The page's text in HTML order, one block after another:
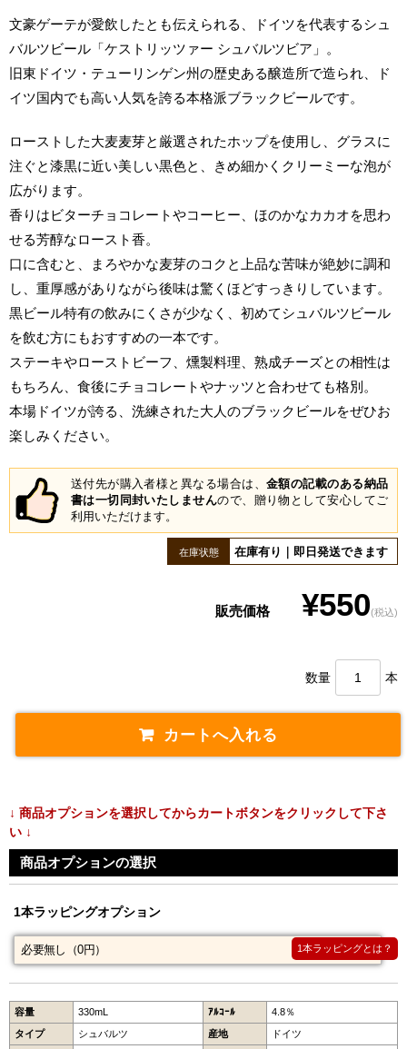
文豪ゲーテが愛飲したとも伝えられる、ドイツを代表するシュ
バルツビール「ケストリッツァー シュバルツビア」。
旧東ドイツ・テューリンゲン州の歴史ある醸造所で造られ、ド
イツ国内でも高い人気を誇る本格派ブラックビールです。
ローストした大麦麦芽と厳選されたホップを使用し、グラスに
注ぐと漆黒に近い美しい黒色と、きめ細かくクリーミーな泡が
広がります。
香りはビターチョコレートやコーヒー、ほのかなカカオを思わ
せる芳醇なロースト香。
口に含むと、まろやかな麦芽のコクと上品な苦味が絶妙に調和
し、重厚感がありながら後味は驚くほどすっきりしています。
黒ビール特有の飲みにくさが少なく、初めてシュバルツビール
を飲む方にもおすすめの一本です。
ステーキやローストビーフ、燻製料理、熟成チーズとの相性は
もちろん、食後にチョコレートやナッツと合わせても格別。
本場ドイツが誇る、洗練された大人のブラックビールをぜひお
楽しみください。
送付先が購入者様と異なる場合は、 金額の記載のある納品
書は一切同封いたしませんので、贈り物として安心してご
利用いただけます。
在庫状態 在庫有り｜即日発送できます
販売価格¥550(税込)
数量 本
↓ 商品オプションを選択してからカートボタンをクリックして下さ
い ↓
商品オプションの選択
1本ラッピングオプション
1本ラッピングとは？
容量 330mL ｱﾙｺｰﾙ
4.8％
タイプ
シュバルツ 産地
ドイツ